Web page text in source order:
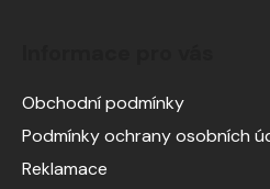
Obchodní podmínky
Podmínky ochrany osobních
Reklamace